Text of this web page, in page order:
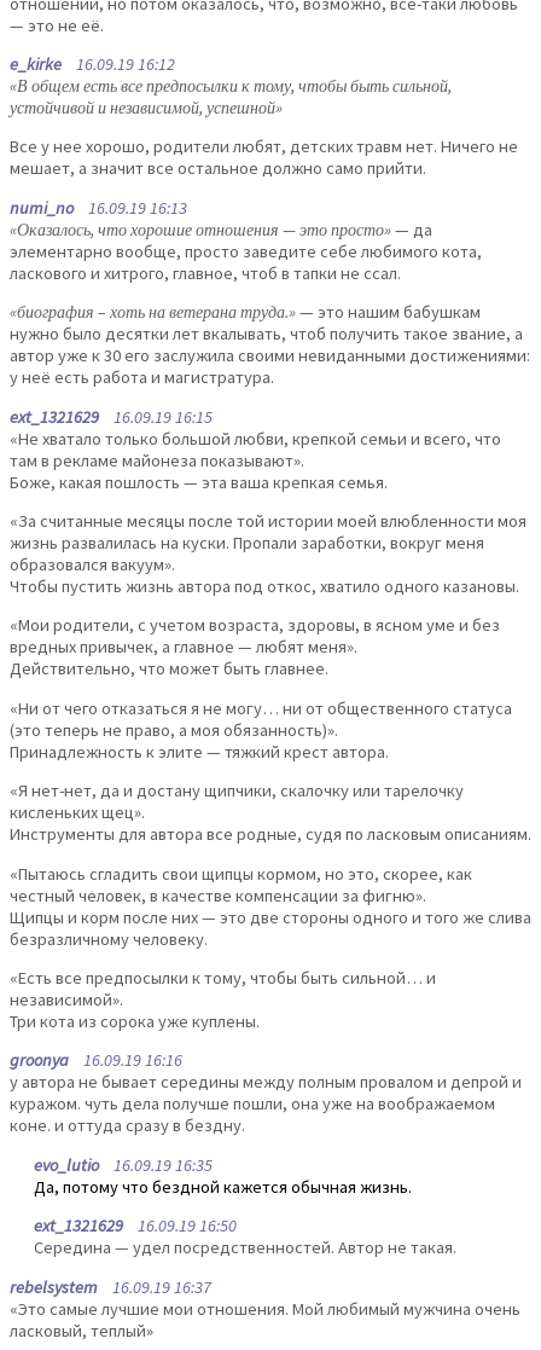
— это не её.
e_kirke 16.09.19 16:12
«В общем есть все предпосылки к тому, чтобы быть сильной,
устойчивой и независимой, успешной»
Все у нее хорошо, родители любят, детских травм нет. Ничего не
мешает, а значит все остальное должно само прийти.
numi_no16.09.19 16:13
«Оказалось, что хорошие отношения — это просто»— да
элементарно вообще, просто заведите себе любимого кота,
ласкового и хитрого, главное, чтоб в тапки не ссал.
«биография – хоть на ветерана труда.»— это нашим бабушкам
нужно было десятки лет вкалывать, чтоб получить такое звание, а
автор уже к 30 его заслужила своими невиданными достижениями:
у неё есть работа и магистратура.
ext_1321629 16.09.19 16:15
«Не хватало только большой любви, крепкой семьи и всего, что
там в рекламе майонеза показывают».
Боже, какая пошлость — эта ваша крепкая семья.
«За считанные месяцы после той истории моей влюбленности моя
жизнь развалилась на куски. Пропали заработки, вокруг меня
образовался вакуум».
Чтобы пустить жизнь автора под откос, хватило одного казановы.
«Мои родители, с учетом возраста, здоровы, в ясном уме и без
вредных привычек, а главное — любят меня».
Действительно, что может быть главнее.
«Ни от чего отказаться я не могу… ни от общественного статуса
(это теперь не право, а моя обязанность)».
Принадлежность к элите — тяжкий крест автора.
«Я нет-нет, да и достану щипчики, скалочку или тарелочку
кисленьких щец».
Инструменты для автора все родные, судя по ласковым описаниям.
«Пытаюсь сгладить свои щипцы кормом, но это, скорее, как
честный человек, в качестве компенсации за фигню».
Щипцы и корм после них — это две стороны одного и того же слива
безразличному человеку.
«Есть все предпосылки к тому, чтобы быть сильной… и
независимой».
Три кота из сорока уже куплены.
groonya 16.09.19 16:16
у автора не бывает середины между полным провалом и депрой и
куражом. чуть дела получше пошли, она уже на воображаемом
коне. и оттуда сразу в бездну.
evo_lutio16.09.19 16:35
Да, потому что бездной кажется обычная жизнь.
ext_1321629 16.09.19 16:50
Середина — удел посредственностей. Автор не такая.
rebelsystem 16.09.19 16:37
«Это самые лучшие мои отношения. Мой любимый мужчина очень
ласковый, теплый»